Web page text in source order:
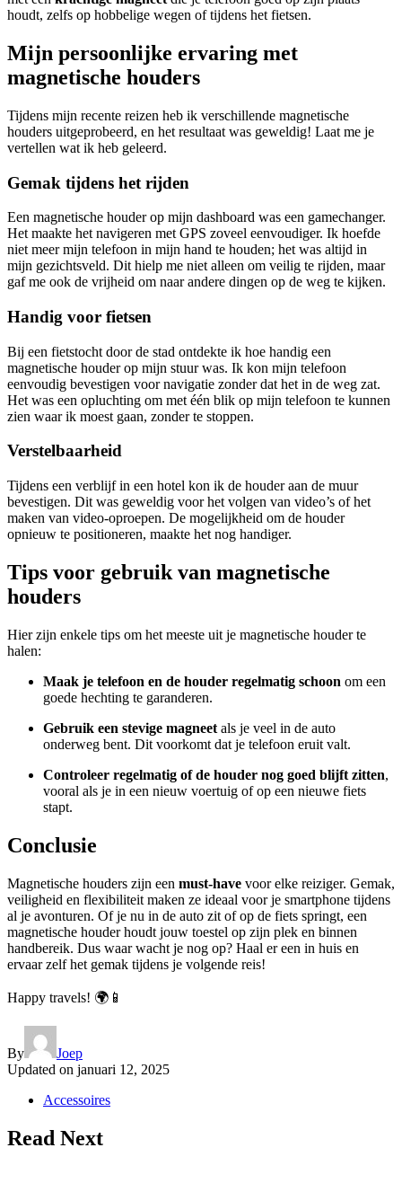
houdt, zelfs op hobbelige wegen of tijdens het fietsen.
Mijn persoonlijke ervaring met
magnetische houders
Tijdens mijn recente reizen heb ik verschillende magnetische
houders uitgeprobeerd, en het resultaat was geweldig! Laat me je
vertellen wat ik heb geleerd.
Gemak tijdens het rijden
Een magnetische houder op mijn dashboard was een gamechanger.
Het maakte het navigeren met GPS zoveel eenvoudiger. Ik hoefde
niet meer mijn telefoon in mijn hand te houden; het was altijd in
mijn gezichtsveld. Dit hielp me niet alleen om veilig te rijden, maar
gaf me ook de vrijheid om naar andere dingen op de weg te kijken.
Handig voor fietsen
Bij een fietstocht door de stad ontdekte ik hoe handig een
magnetische houder op mijn stuur was. Ik kon mijn telefoon
eenvoudig bevestigen voor navigatie zonder dat het in de weg zat.
Het was een opluchting om met één blik op mijn telefoon te kunnen
zien waar ik moest gaan, zonder te stoppen.
Verstelbaarheid
Tijdens een verblijf in een hotel kon ik de houder aan de muur
bevestigen. Dit was geweldig voor het volgen van video’s of het
maken van video-oproepen. De mogelijkheid om de houder
opnieuw te positioneren, maakte het nog handiger.
Tips voor gebruik van magnetische
houders
Hier zijn enkele tips om het meeste uit je magnetische houder te
halen:
Maak je telefoon en de houder regelmatig schoon om een
goede hechting te garanderen.
Gebruik een stevige magneet als je veel in de auto
onderweg bent. Dit voorkomt dat je telefoon eruit valt.
Controleer regelmatig of de houder nog goed blijft zitten,
vooral als je in een nieuw voertuig of op een nieuwe fiets
stapt.
Conclusie
Magnetische houders zijn een must-have voor elke reiziger. Gemak,
veiligheid en flexibiliteit maken ze ideaal voor je smartphone tijdens
al je avonturen. Of je nu in de auto zit of op de fiets springt, een
magnetische houder houdt jouw toestel op zijn plek en binnen
handbereik. Dus waar wacht je nog op? Haal er een in huis en
ervaar zelf het gemak tijdens je volgende reis!
Happy travels! 🌍📱
By
Joep
Updated on januari 12, 2025
Accessoires
Read Next